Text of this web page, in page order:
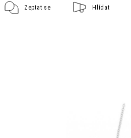
Zeptat se Hlídat